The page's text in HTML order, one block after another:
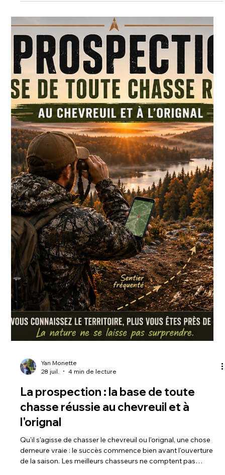
Steph Monette
31 juil.
2 min de lecture